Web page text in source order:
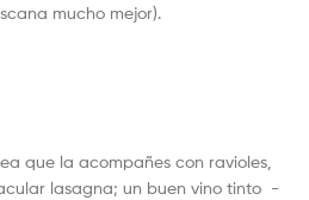
mucho mejor).
que la acompañes con ravioles,
lasagna; un buen vino tinto -